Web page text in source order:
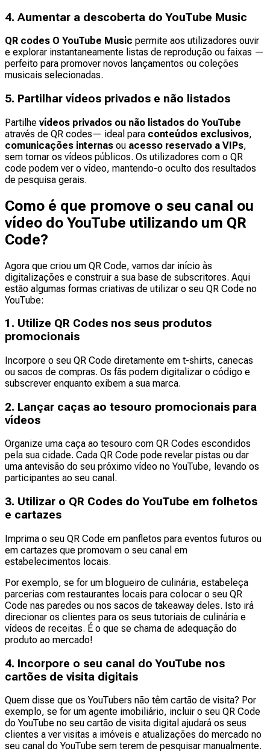
4. Aumentar a descoberta do YouTube Music
QR codes O YouTube Music permite aos utilizadores ouvir
e explorar instantaneamente listas de reprodução ou faixas —
perfeito para promover novos lançamentos ou coleções
musicais selecionadas.
5. Partilhar vídeos privados e não listados
Partilhe vídeos privados ou não listados do YouTube
através de QR codes— ideal para conteúdos exclusivos,
comunicações internas ou acesso reservado a VIPs,
sem tornar os vídeos públicos. Os utilizadores com o QR
code podem ver o vídeo, mantendo-o oculto dos resultados
de pesquisa gerais.
Como é que promove o seu canal ou
vídeo do YouTube utilizando um QR
Code?
Agora que criou um QR Code, vamos dar início às
digitalizações e construir a sua base de subscritores. Aqui
estão algumas formas criativas de utilizar o seu QR Code no
YouTube:
1. Utilize QR Codes nos seus produtos
promocionais
Incorpore o seu QR Code diretamente em t-shirts, canecas
ou sacos de compras. Os fãs podem digitalizar o código e
subscrever enquanto exibem a sua marca.
2. Lançar caças ao tesouro promocionais para
vídeos
Organize uma caça ao tesouro com QR Codes escondidos
pela sua cidade. Cada QR Code pode revelar pistas ou dar
uma antevisão do seu próximo vídeo no YouTube, levando os
participantes ao seu canal.
3. Utilizar o QR Codes do YouTube em folhetos
e cartazes
Imprima o seu QR Code em panfletos para eventos futuros ou
em cartazes que promovam o seu canal em
estabelecimentos locais.
Por exemplo, se for um blogueiro de culinária, estabeleça
parcerias com restaurantes locais para colocar o seu QR
Code nas paredes ou nos sacos de takeaway deles. Isto irá
direcionar os clientes para os seus tutoriais de culinária e
vídeos de receitas. É o que se chama de adequação do
produto ao mercado!
4. Incorpore o seu canal do YouTube nos
cartões de visita digitais
Quem disse que os YouTubers não têm cartão de visita? Por
exemplo, se for um agente imobiliário, incluir o seu QR Code
do YouTube no seu cartão de visita digital ajudará os seus
clientes a ver visitas a imóveis e atualizações do mercado no
seu canal do YouTube sem terem de pesquisar manualmente.